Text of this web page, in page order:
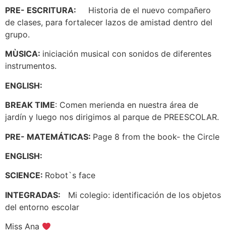
PRE- ESCRITURA:
Historia de el nuevo compañero
de clases, para fortalecer lazos de amistad dentro del
grupo.
MÙSICA: iniciación musical con sonidos de diferentes
instrumentos.
ENGLISH:
BREAK TIME: Comen merienda en nuestra área de
jardín y luego nos dirigimos al parque de PREESCOLAR.
PRE- MATEMÁTICAS: Page 8 from the book- the Circle
ENGLISH:
SCIENCE: Robot`s face
INTEGRADAS: Mi colegio: identificación de los objetos
del entorno escolar
Miss Ana